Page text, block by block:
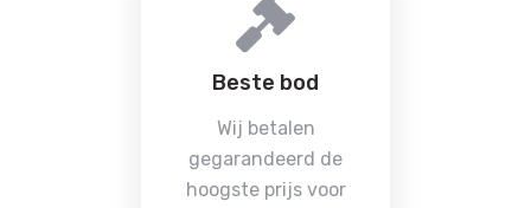
Beste bod
Wij betalen
gegarandeerd de
hoogste prijs voor